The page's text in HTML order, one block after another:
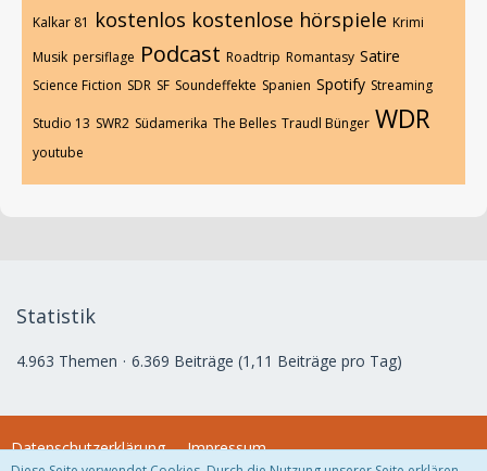
Kalkar 81 kostenlos kostenlose hörspiele Krimi
Musik persiflage Podcast Roadtrip Romantasy Satire
Science Fiction SDR SF Soundeffekte Spanien Spotify Streaming
Studio 13 SWR2 Südamerika The Belles Traudl Bünger WDR
youtube
Statistik
4.963 Themen 6.369 Beiträge (1,11 Beiträge pro Tag)
Datenschutzerklärung Impressum